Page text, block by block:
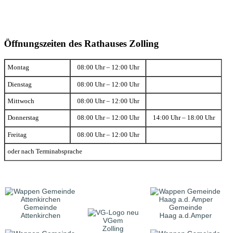
Öffnungszeiten des Rathauses Zolling
Montag 08:00 Uhr – 12:00 Uhr
Dienstag 08:00 Uhr – 12:00 Uhr
Mittwoch 08:00 Uhr – 12:00 Uhr
Donnerstag 08:00 Uhr – 12:00 Uhr 14:00 Uhr – 18:00 Uhr
Freitag 08:00 Uhr – 12:00 Uhr
oder nach Terminabsprache
Gemeinde
Attenkirchen
VGem
Zolling
Gemeinde
Haag a.d.Amper